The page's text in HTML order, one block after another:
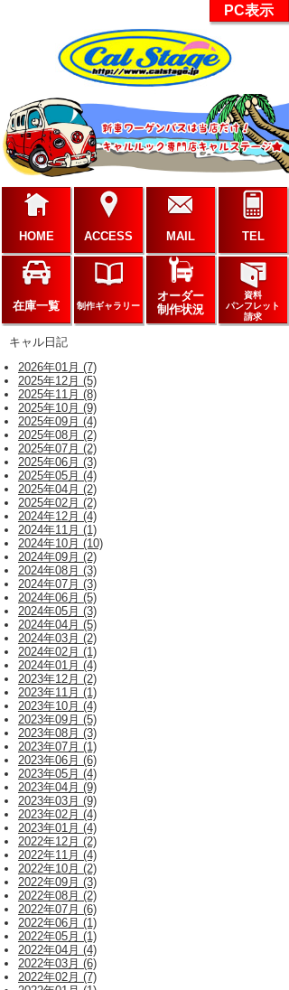
PC表示
HOME ACCESS MAIL TEL
在庫一覧 制作ギャラリー
オーダー
制作状況
資料
パンフレット
請求
キャル日記
2026年01月 (7)
2025年12月 (5)
2025年11月 (8)
2025年10月 (9)
2025年09月 (4)
2025年08月 (2)
2025年07月 (2)
2025年06月 (3)
2025年05月 (4)
2025年04月 (2)
2025年02月 (2)
2024年12月 (4)
2024年11月 (1)
2024年10月 (10)
2024年09月 (2)
2024年08月 (3)
2024年07月 (3)
2024年06月 (5)
2024年05月 (3)
2024年04月 (5)
2024年03月 (2)
2024年02月 (1)
2024年01月 (4)
2023年12月 (2)
2023年11月 (1)
2023年10月 (4)
2023年09月 (5)
2023年08月 (3)
2023年07月 (1)
2023年06月 (6)
2023年05月 (4)
2023年04月 (9)
2023年03月 (9)
2023年02月 (4)
2023年01月 (4)
2022年12月 (2)
2022年11月 (4)
2022年10月 (2)
2022年09月 (3)
2022年08月 (2)
2022年07月 (6)
2022年06月 (1)
2022年05月 (1)
2022年04月 (4)
2022年03月 (6)
2022年02月 (7)